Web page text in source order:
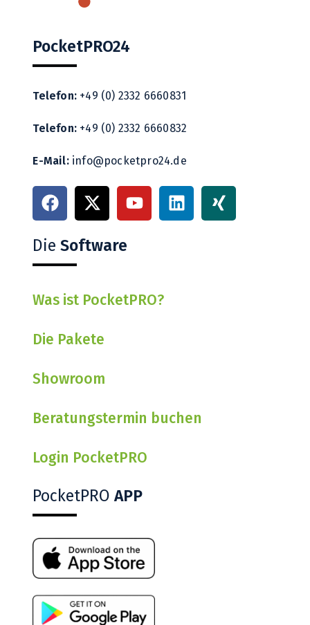
PocketPRO24
Telefon: +49 (0) 2332 6660831
Telefon: +49 (0) 2332 6660832
E-Mail: info@pocketpro24.de
DieSoftware
Was ist PocketPRO?
Die Pakete
Showroom
Beratungstermin buchen
Login PocketPRO
PocketPRO APP